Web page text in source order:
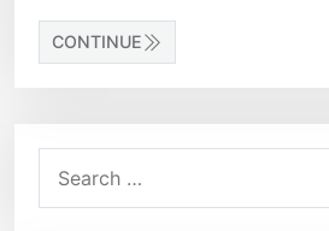
CONTINUE
for: